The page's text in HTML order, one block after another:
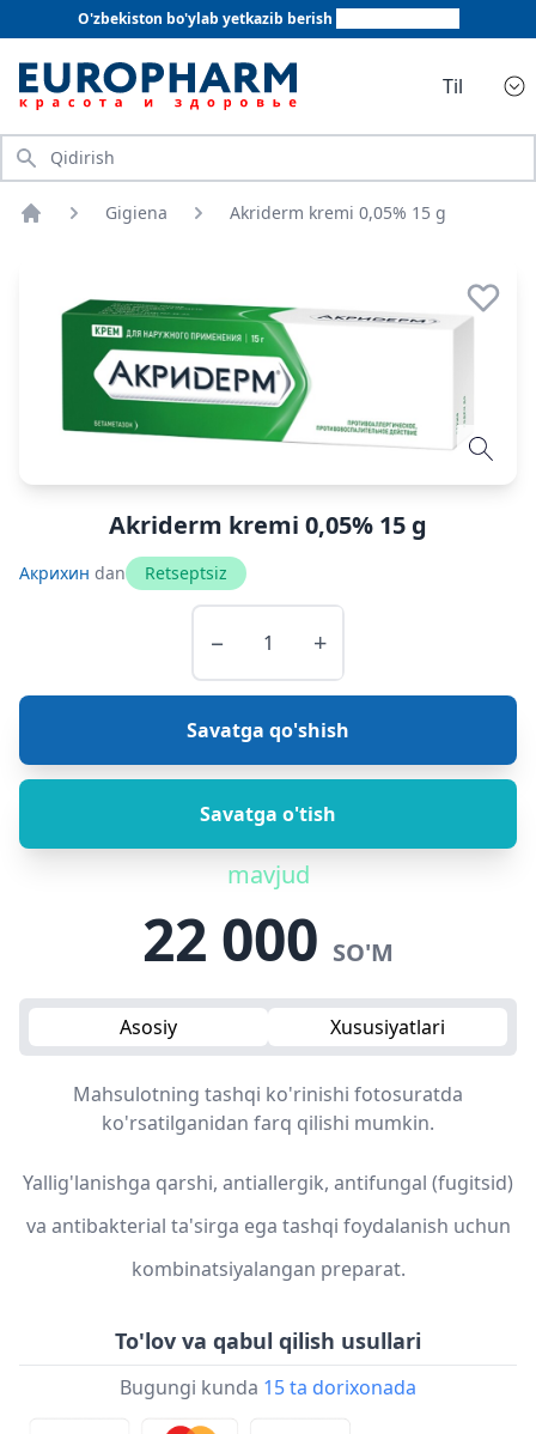
O'zbekiston bo'ylab yetkazib berish
Til
Qidirish
Gigiena Akriderm kremi 0,05% 15 g
Akriderm kremi 0,05% 15 g
Акрихин dan Retseptsiz
− +
Savatga qo'shish
Savatga o'tish
mavjud
22 000 SO'M
Asosiy Xususiyatlari
Mahsulotning tashqi ko'rinishi fotosuratda
ko'rsatilganidan farq qilishi mumkin.
Yallig'lanishga qarshi, antiallergik, antifungal (fugitsid)
va antibakterial ta'sirga ega tashqi foydalanish uchun
kombinatsiyalangan preparat.
To'lov va qabul qilish usullari
Bugungi kunda 15 ta dorixonada